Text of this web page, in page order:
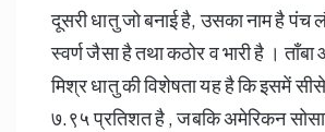
दूसरी धातु जो बनाई है, उसका नाम है पंच
स्वर्ण जैसा है तथा कठोर व भारी है ।
मिश्र धातु की विशेषता यह है कि इसमें
७.९५ प्रतिशत है , जबकि अमेरिकन